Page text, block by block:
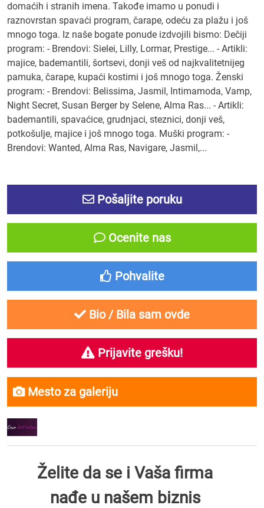
domaćih i stranih imena. Takođe imamo u ponudi i
raznovrstan spavaći program, čarape, odeću za plažu i još
mnogo toga. Iz naše bogate ponude izdvojili bismo: Dečiji
program: - Brendovi: Sielei, Lilly, Lormar, Prestige... - Artikli:
majice, bademantili, šortsevi, donji veš od najkvalitetnijeg
pamuka, čarape, kupaći kostimi i još mnogo toga. Ženski
program: - Brendovi: Belissima, Jasmil, Intimamoda, Vamp,
Night Secret, Susan Berger by Selene, Alma Ras... - Artikli:
bademantili, spavaćice, grudnjaci, steznici, donji veš,
potkošulje, majice i još mnogo toga. Muški program: -
Brendovi: Wanted, Alma Ras, Navigare, Jasmil,...
Pošaljite poruku
Ocenite nas
Pohvalite
Bio / Bila sam ovde
Prijavite grešku!
Mesto za galeriju
Želite da se i Vaša firma
nađe u našem biznis